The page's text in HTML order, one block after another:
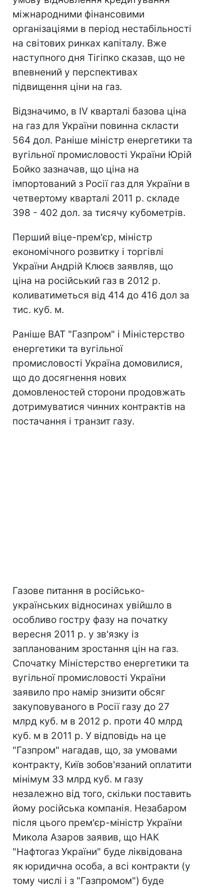
міжнародними фінансовими
організаціями в період нестабільності
на світових ринках капіталу. Вже
наступного дня Тігіпко сказав, що не
впевнений у перспективах
підвищення ціни на газ.
Відзначимо, в IV кварталі базова ціна
на газ для України повинна скласти
564 дол. Раніше міністр енергетики та
вугільної промисловості України Юрій
Бойко зазначав, що ціна на
імпортований з Росії газ для України в
четвертому кварталі 2011 р. складе
398 - 402 дол. за тисячу кубометрів.
Перший віце-прем'єр, міністр
економічного розвитку і торгівлі
України Андрій Клюєв заявляв, що
ціна на російський газ в 2012 р.
коливатиметься від 414 до 416 дол за
тис. куб. м.
Раніше ВАТ "Газпром" і Міністерство
енергетики та вугільної
промисловості Україна домовилися,
що до досягнення нових
домовленостей сторони продовжать
дотримуватися чинних контрактів на
постачання і транзит газу.
Газове питання в російсько-
українських відносинах увійшло в
особливо гостру фазу на початку
вересня 2011 р. у зв'язку із
запланованим зростання цін на газ.
Спочатку Міністерство енергетики та
вугільної промисловості України
заявило про намір знизити обсяг
закуповуваного в Росії газу до 27
млрд куб. м в 2012 р. проти 40 млрд
куб. м в 2011 р. У відповідь на це
"Газпром" нагадав, що, за умовами
контракту, Київ зобов'язаний оплатити
мінімум 33 млрд куб. м газу
незалежно від того, скільки поставить
йому російська компанія. Незабаром
після цього прем'єр-міністр України
Микола Азаров заявив, що НАК
"Нафтогаз України" буде ліквідована
як юридична особа, а всі контракти (у
тому числі і з "Газпромом") буде